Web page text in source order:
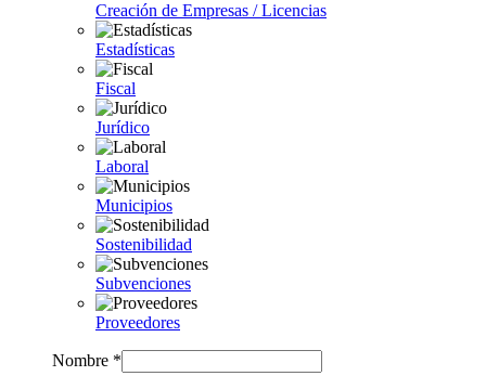
Creación de Empresas / Licencias
Estadísticas
Fiscal
Jurídico
Laboral
Municipios
Sostenibilidad
Subvenciones
Proveedores
Nombre *